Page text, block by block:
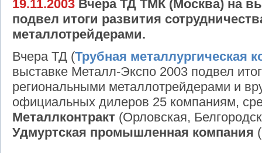
19.11.2003 Вчера ТД ТМК (Москва) на
подвел итоги развития
металлотрейдерами.
Вчера ТД (Трубная металлургическая
выставке Металл-Экспо 2003 подвел
региональными металлотрейдерами и
официальных дилеров 25 компаниям,
Металлконтракт (Орловская,
Удмуртская промышленная компания